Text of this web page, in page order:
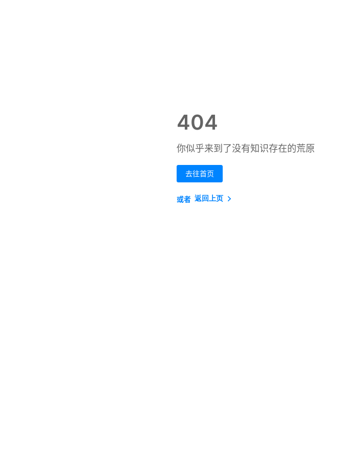
404
你似乎来到了没有知识存在的荒原
去往首页
或者 返回上页